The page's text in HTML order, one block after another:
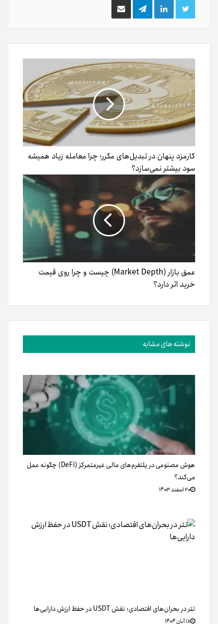
توییتر لینکدینتلگرام اشتراک
گذاری
ایمیل
کارمزد پنهان در تبدیل‌های مکرر؛ چرا معامله زیاد همیشه
سود بیشتر نمی‌سازد؟
عمق بازار (Market Depth) چیست و چرا روی قیمت
خرید اثر دارد؟
نوشته های مشابه
هوش مصنوعی در پلتفرم‌های مالی غیرمتمرکز (DeFi) چگونه عمل
می‌کند؟
۲۰ اسفند ۱۴۰۳
تتر در بحران‌های اقتصادی‌؛ نقش USDT در حفظ ارزش دارایی‌ها
۱۸ آبان ۱۴۰۴